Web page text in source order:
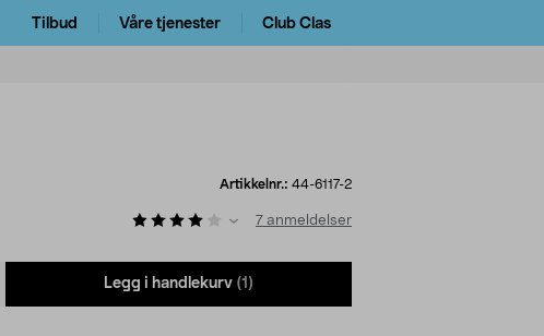
Tilbud Våre tjenester Club Clas
Artikkelnr.: 44-6117-2
7 anmeldelser
Legg i handlekurv (1)